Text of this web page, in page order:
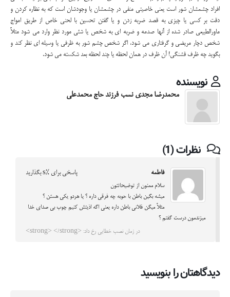
افراد چشمشان شور است يعني خاصيتي منفي در چشمشان يا وجودشان است که به نظاره کردن و
دقت بر کسي يا چيزي به قصد ضربه زدن و يا گفتن تحسين با لحني خاص از طريق امواج
ماورالطبيعي صادر شده از آنها صدمه و ضربه اي به شخص يا شئي مورد نظر وارد مي شود مثلاً
شخص دچار مريضي و گرفتاري مي شود، اگر شخص چشم شور به ظرفي يا وسيله اي نظر کند و
بگويد چه ظرف قشنگي! آن ظرف در همان لحظه يا چند لحظه بعد شکسته مي شود.
نویسنده
محمدرضا مجدی نسب فرزند حاج محمدعلی
نظرات (1)
فاطمه پاسخی برای %s بگذارید
سلام ممنون از توضیحاتتون
میشه بگین باطن با حوبه چه فرقی داره ؟ یا هردو یکی هستن ؟
مثلاً میگن فلانی باطن داره یعنی اگه اذیتش کنیم چوب بی صدای خدا
میزندمون درست گفتم ؟
در زمان نصب خطایی رخ داد: <strong> </strong>
دیدگاهتان را بنویسید